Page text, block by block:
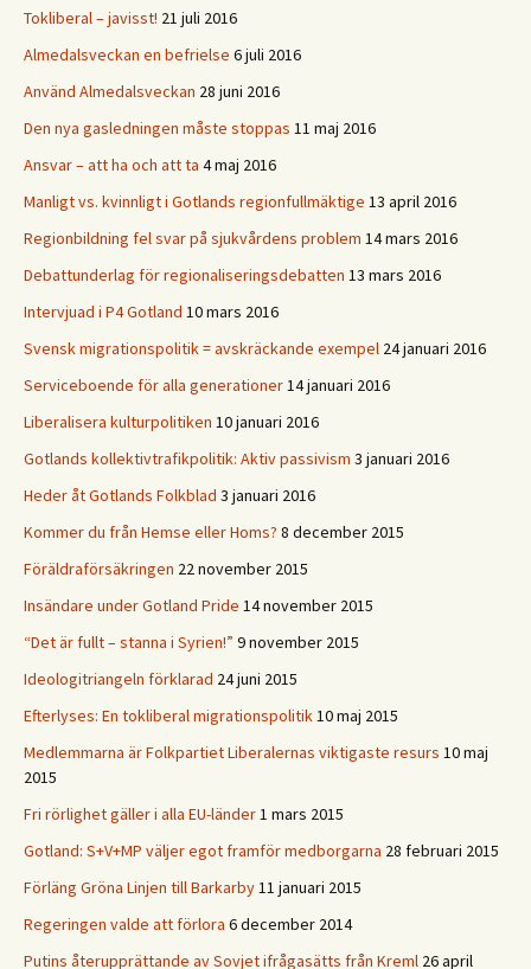
Tokliberal – javisst! 21 juli 2016
Almedalsveckan en befrielse 6 juli 2016
Använd Almedalsveckan 28 juni 2016
Den nya gasledningen måste stoppas 11 maj 2016
Ansvar – att ha och att ta 4 maj 2016
Manligt vs. kvinnligt i Gotlands regionfullmäktige 13 april 2016
Regionbildning fel svar på sjukvårdens problem 14 mars 2016
Debattunderlag för regionaliseringsdebatten 13 mars 2016
Intervjuad i P4 Gotland 10 mars 2016
Svensk migrationspolitik = avskräckande exempel 24 januari 2016
Serviceboende för alla generationer14 januari 2016
Liberalisera kulturpolitiken 10 januari 2016
Gotlands kollektivtrafikpolitik: Aktiv passivism 3 januari 2016
Heder åt Gotlands Folkblad 3 januari 2016
Kommer du från Hemse eller Homs? 8 december 2015
Föräldraförsäkringen 22 november 2015
Insändare under Gotland Pride 14 november 2015
“Det är fullt – stanna i Syrien!” 9 november 2015
Ideologitriangeln förklarad 24 juni 2015
Efterlyses: En tokliberal migrationspolitik10 maj 2015
Medlemmarna är Folkpartiet Liberalernas viktigaste resurs 10 maj
2015
Fri rörlighet gäller i alla EU-länder1 mars 2015
Gotland: S+V+MP väljer egot framför medborgarna 28 februari 2015
Förläng Gröna Linjen till Barkarby11 januari 2015
Regeringen valde att förlora 6 december 2014
Putins återupprättande av Sovjet ifrågasätts från Kreml 26 april